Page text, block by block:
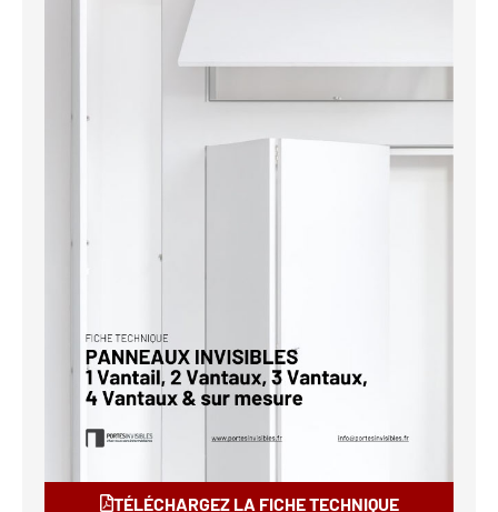
TÉLÉCHARGEZ LA FICHE TECHNIQUE